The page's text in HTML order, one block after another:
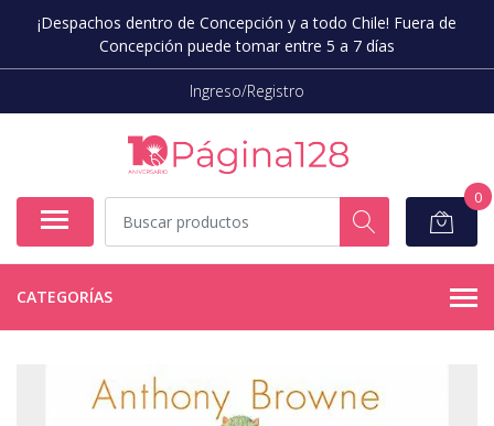
¡Despachos dentro de Concepción y a todo Chile! Fuera de
Concepción puede tomar entre 5 a 7 días
Ingreso/Registro
0
CATEGORÍAS